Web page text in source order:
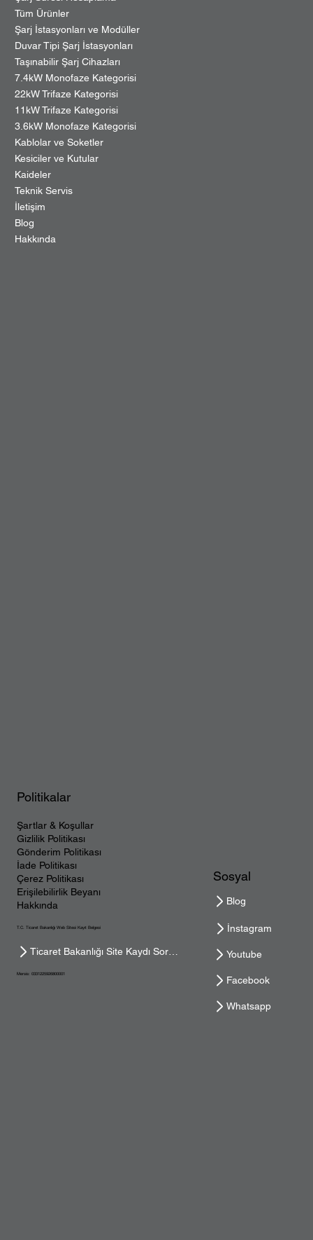
Politikalar
Şartlar & Koşullar
Gizlilik Politikası
Gönderim Politikası
İade Politikası
Çerez Politikası
Erişilebilirlik Beyanı
Hakkında
T.C. Ticaret Bakanlığı Web Sitesi Kayıt Belgesi
Ticaret Bakanlığı Site Kaydı Sorgula
Mersis: 0331225926800001
Tüm Ürünler
Şarj İstasyonları ve Modüller
Duvar Tipi Şarj İstasyonları
Taşınabilir Şarj Cihazları
7.4kW Monofaze Kategorisi
22kW Trifaze Kategorisi
11kW Trifaze Kategorisi
3.6kW Monofaze Kategorisi
Kablolar ve Soketler
Kesiciler ve Kutular
Kaideler
Teknik Servis
İletişim
Blog
Hakkında
Sosyal
Blog
İnstagram
Youtube
Facebook
Whatsapp